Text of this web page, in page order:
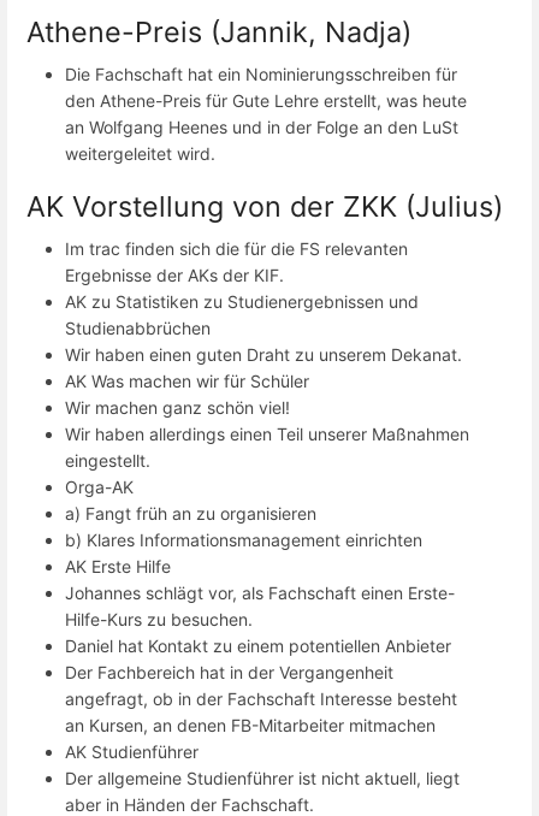
Athene-Preis (Jannik, Nadja)
Die Fachschaft hat ein Nominierungsschreiben für
den Athene-Preis für Gute Lehre erstellt, was heute
an Wolfgang Heenes und in der Folge an den LuSt
weitergeleitet wird.
AK Vorstellung von der ZKK (Julius)
Im trac finden sich die für die FS relevanten
Ergebnisse der AKs der KIF.
AK zu Statistiken zu Studienergebnissen und
Studienabbrüchen
Wir haben einen guten Draht zu unserem Dekanat.
AK Was machen wir für Schüler
Wir machen ganz schön viel!
Wir haben allerdings einen Teil unserer Maßnahmen
eingestellt.
Orga-AK
a) Fangt früh an zu organisieren
b) Klares Informationsmanagement einrichten
AK Erste Hilfe
Johannes schlägt vor, als Fachschaft einen Erste-
Hilfe-Kurs zu besuchen.
Daniel hat Kontakt zu einem potentiellen Anbieter
Der Fachbereich hat in der Vergangenheit
angefragt, ob in der Fachschaft Interesse besteht
an Kursen, an denen FB-Mitarbeiter mitmachen
AK Studienführer
Der allgemeine Studienführer ist nicht aktuell, liegt
aber in Händen der Fachschaft.